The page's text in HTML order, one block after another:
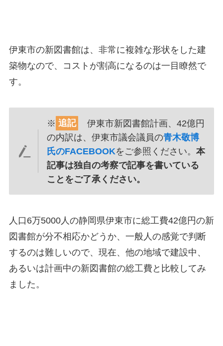
伊東市の新図書館は、非常に複雑な形状をした建
築物なので、コストが割高になるのは一目瞭然で
す。
※ 追記
伊東市新図書館計画、42億円
の内訳は、伊東市議会議員の青木敬博
氏のFACEBOOKをご参照ください。本
記事は独自の考察で記事を書いている
ことをご了承ください。
人口6万5000人の静岡県伊東市に総工費42億円の新
図書館が分不相応かどうか、一般人の感覚で判断
するのは難しいので、現在、他の地域で建設中、
あるいは計画中の新図書館の総工費と比較してみ
ました。